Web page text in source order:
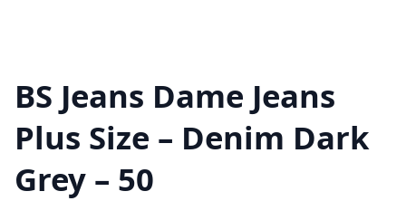
BS Jeans Dame Jeans
Plus Size – Denim Dark
Grey – 50